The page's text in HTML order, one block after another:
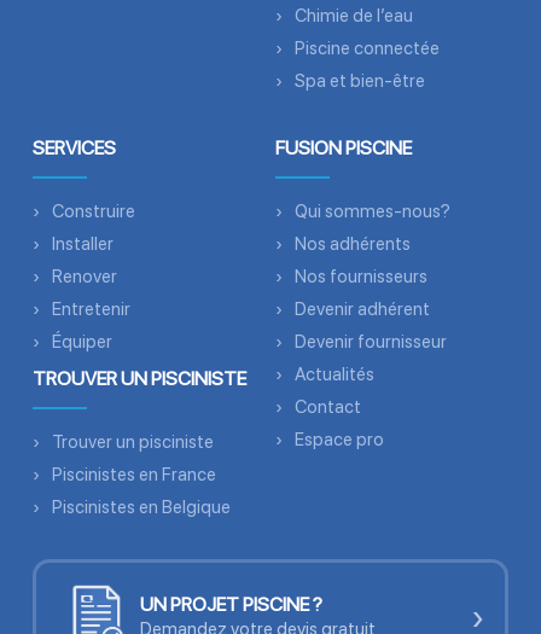
Chimie de l’eau
Piscine connectée
Spa et bien-être
SERVICES
Construire
Installer
Renover
Entretenir
Équiper
TROUVER UN PISCINISTE
Trouver un pisciniste
Piscinistes en France
Piscinistes en Belgique
FUSION PISCINE
Qui sommes-nous?
Nos adhérents
Nos fournisseurs
Devenir adhérent
Devenir fournisseur
Actualités
Contact
Espace pro
UN PROJET PISCINE ?
Demandez votre devis gratuit ›